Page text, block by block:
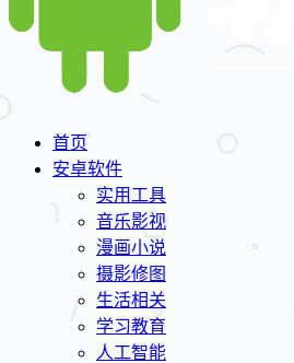
首页
安卓软件
实用工具
音乐影视
漫画小说
摄影修图
生活相关
学习教育
人工智能